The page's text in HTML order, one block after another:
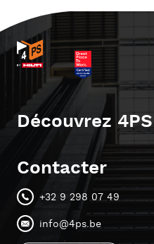
Découvrez
Contacter
+32 9 298 07 49
info@4ps.be